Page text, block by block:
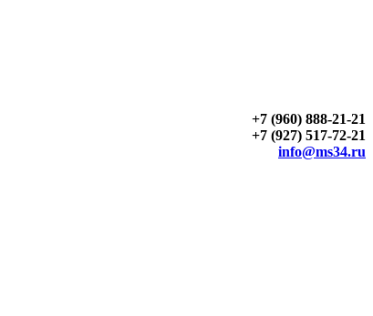
+7 (960) 888-21-21
+7 (927) 517-72-21
info@ms34.ru